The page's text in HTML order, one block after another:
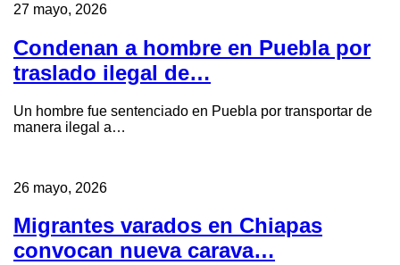
27 mayo, 2026
Condenan a hombre en Puebla por
traslado ilegal de…
Un hombre fue sentenciado en Puebla por transportar de
manera ilegal a…
26 mayo, 2026
Migrantes varados en Chiapas
convocan nueva carava…